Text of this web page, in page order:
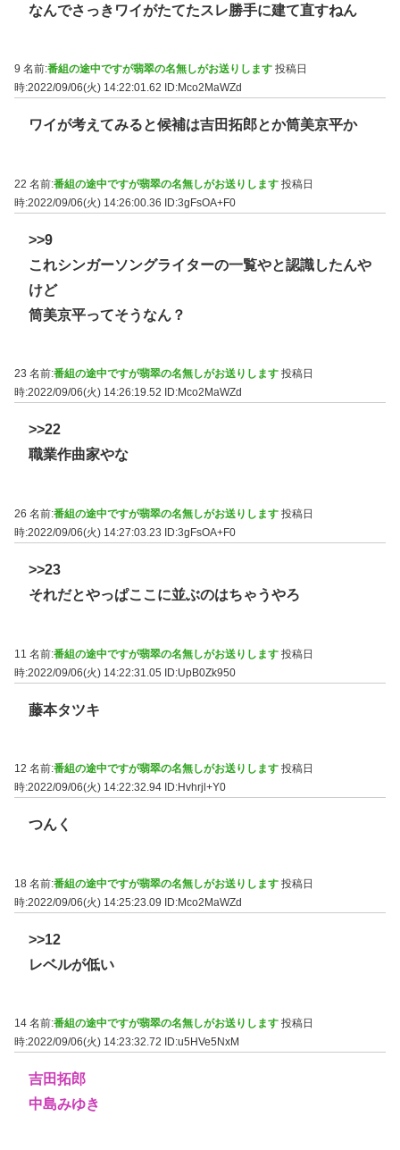
なんでさっきワイがたてたスレ勝手に建て直すねん
9 名前:番組の途中ですが翡翠の名無しがお送りします 投稿日
時:2022/09/06(火) 14:22:01.62
ID:Mco2MaWZd
ワイが考えてみると候補は吉田拓郎とか筒美京平か
22 名前:番組の途中ですが翡翠の名無しがお送りします 投稿日
時:2022/09/06(火) 14:26:00.36 ID:3gFsOA+F0
>>9
これシンガーソングライターの一覧やと認識したんや
けど
筒美京平ってそうなん？
23 名前:番組の途中ですが翡翠の名無しがお送りします 投稿日
時:2022/09/06(火) 14:26:19.52
ID:Mco2MaWZd
>>22
職業作曲家やな
26 名前:番組の途中ですが翡翠の名無しがお送りします 投稿日
時:2022/09/06(火) 14:27:03.23
ID:3gFsOA+F0
>>23
それだとやっぱここに並ぶのはちゃうやろ
11 名前:番組の途中ですが翡翠の名無しがお送りします 投稿日
時:2022/09/06(火) 14:22:31.05 ID:UpB0Zk950
藤本タツキ
12 名前:番組の途中ですが翡翠の名無しがお送りします 投稿日
時:2022/09/06(火) 14:22:32.94 ID:Hvhrjl+Y0
つんく
18 名前:番組の途中ですが翡翠の名無しがお送りします 投稿日
時:2022/09/06(火) 14:25:23.09 ID:Mco2MaWZd
>>12
レベルが低い
14 名前:番組の途中ですが翡翠の名無しがお送りします 投稿日
時:2022/09/06(火) 14:23:32.72
ID:u5HVe5NxM
吉田拓郎
中島みゆき